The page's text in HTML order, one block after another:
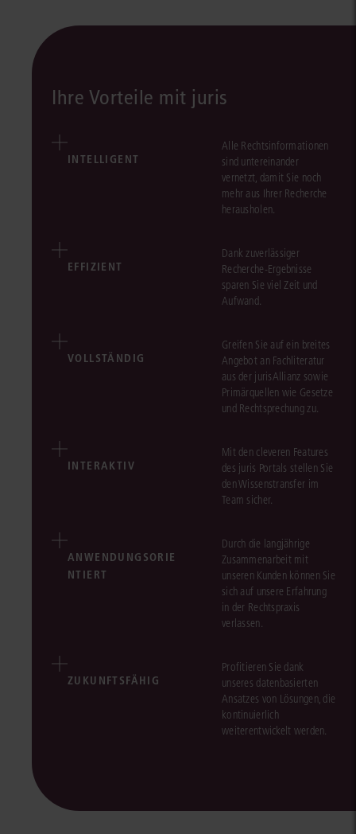
Ihre Vorteile mit juris
INTELLIGENT
Alle Rechtsinformationen
sind untereinander
vernetzt, damit Sie noch
mehr aus Ihrer Recherche
herausholen.
EFFIZIENT
Dank zuverlässiger
Recherche-Ergebnisse
sparen Sie viel Zeit und
Aufwand.
VOLLSTÄNDIG
Greifen Sie auf ein breites
Angebot an Fachliteratur
aus der jurisAllianz sowie
Primärquellen wie Gesetze
und Rechtsprechung zu.
INTERAKTIV
Mit den cleveren Features
des juris Portals stellen Sie
den Wissenstransfer im
Team sicher.
ANWENDUNGSORIE
NTIERT
Durch die langjährige
Zusammenarbeit mit
unseren Kunden können Sie
sich auf unsere Erfahrung
in der Rechtspraxis
verlassen.
ZUKUNFTSFÄHIG
Profitieren Sie dank
unseres datenbasierten
Ansatzes von Lösungen, die
kontinuierlich
weiterentwickelt werden.